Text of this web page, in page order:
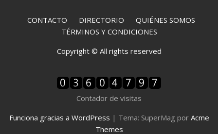
CONTACTO DIRECTORIO QUIÉNES SOMOS
TÉRMINOS Y CONDICIONES
Copyright © All rights reserved
Contador de visitas
Funciona gracias a WordPress | Tema: SuperMag por Acme
Themes